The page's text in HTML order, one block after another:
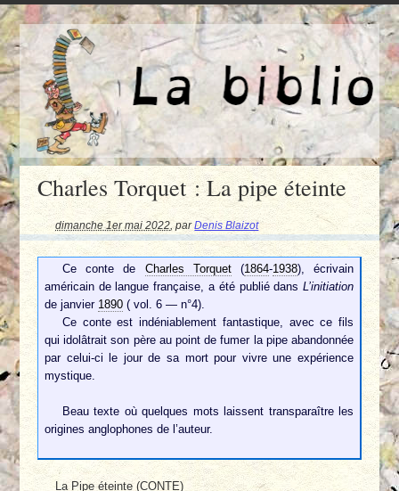
Charles Torquet : La pipe éteinte
dimanche 1er mai 2022 ,parDenis Blaizot
Ce conte de Charles Torquet(1864-1938), écrivain
américain de langue française, a été publié dansL’initiation
de janvier 1890( vol. 6 — n°4).
Ce conte est indéniablement fantastique, avec ce fils
qui idolâtrait son père au point de fumer la pipe abandonnée
par celui-ci le jour de sa mort pour vivre une expérience
mystique.
Beau texte où quelques mots laissent transparaître les
origines anglophones de l’auteur.
La Pipe éteinte (CONTE)